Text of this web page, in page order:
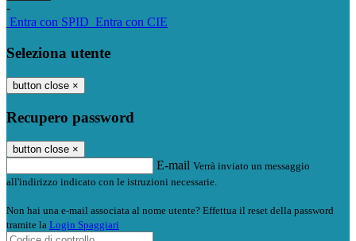
-
Entra con SPID Entra con CIE
Seleziona utente
button close ×
Recupero password
button close ×
E-mail Verrà inviato un messaggio
all'indirizzo indicato con le istruzioni necessarie.
Non hai una e-mail associata al nome utente? Effettua il reset della password
tramite la Login Spaggiari